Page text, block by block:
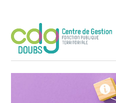
ACCUEIL○VIVRE SA CARRIÈRE